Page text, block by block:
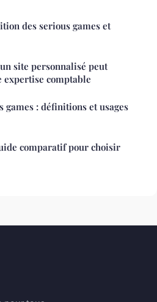
des serious games et
site personnalisé peut
expertise comptable
games : définitions et usages
comparatif pour choisir